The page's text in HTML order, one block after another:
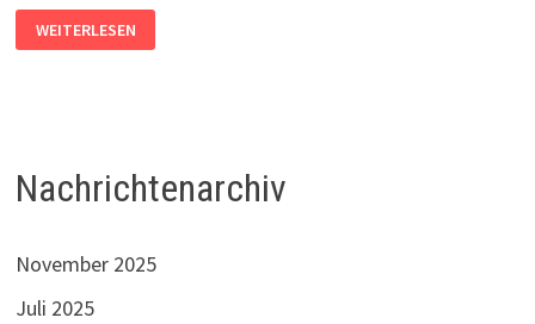
WALSHAGENPARK
AM
WEITERLESEN
Nachrichtenarchiv
November 2025
Juli 2025